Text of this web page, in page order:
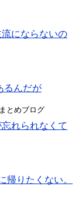
流にならないの
るんだが
とめブログ
れられなくて
帰りたくない。